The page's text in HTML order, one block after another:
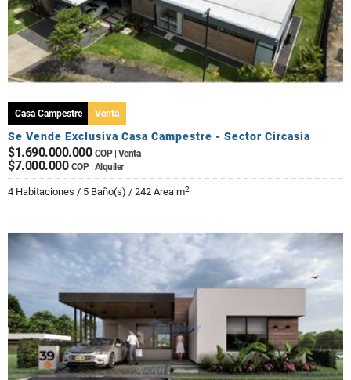
Casa Campestre Venta
Se Vende Exclusiva Casa Campestre - Sector Circasia
$1.690.000.000 COP | Venta
$7.000.000 COP | Alquiler
4 Habitaciones / 5 Baño(s) / 242 Área m2